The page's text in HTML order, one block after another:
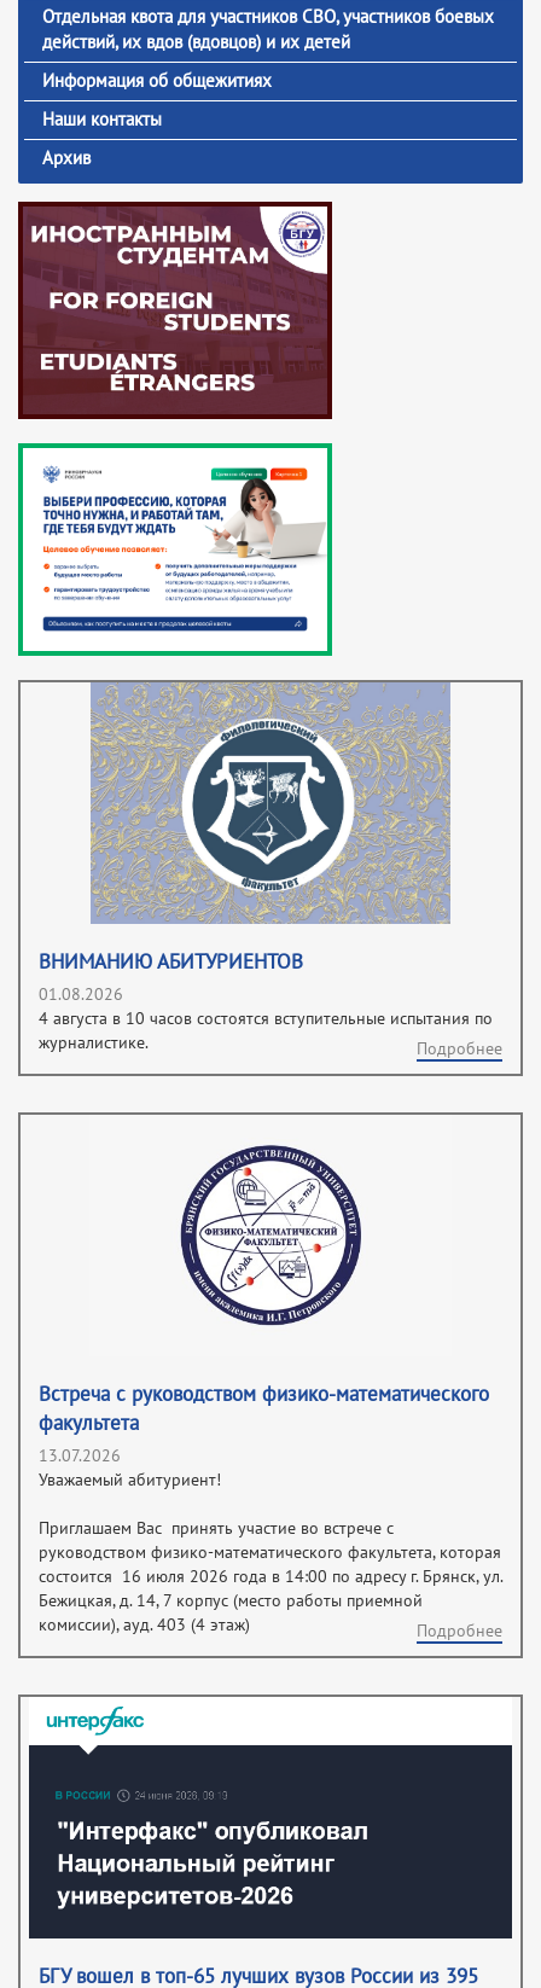
Отдельная квота для участников СВО, участников боевых
действий, их вдов (вдовцов) и их детей
Информация об общежитиях
Наши контакты
Архив
ВНИМАНИЮ АБИТУРИЕНТОВ
01.08.2026
4 августа в 10 часов состоятся вступительные испытания по
журналистике.
Подробнее
Встреча с руководством физико-математического
факультета
13.07.2026
Уважаемый абитуриент!
Приглашаем Вас принять участие во встрече с
руководством физико-математического факультета, которая
состоится 16 июля 2026 года в 14:00 по адресу г. Брянск, ул.
Бежицкая, д. 14, 7 корпус (место работы приемной
комиссии), ауд. 403 (4 этаж)
Подробнее
БГУ вошел в топ-65 лучших вузов России из 395